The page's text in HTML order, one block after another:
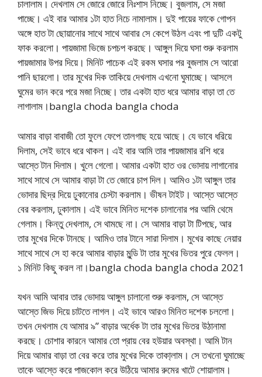
চালালাম। দেখলাম সে জোরে জোরে নিঃশাস নিচ্ছে। বুজলাম, সে মজা
পাচ্ছে। এই বার আমার ১টা হাত নিচে নামালাম। দুই পায়ের ফাকে গোপন
অঙ্গে হাত টা ছোয়ানোর সাথে সাথে আবার সে কেপে উঠল এবং পা দুটি একটু
ফাক করলো। পায়জামা ভিজে চপচপ করছে। আঙ্গুল দিয়ে ঘসা শুরু করলাম
পায়জামার উপর দিয়ে। মিনিট পাচেক এই রকম ঘসার পর বুজলাম সে আরো
পানি ছারলো। তার মুখের দিক তাকিয়ে দেখলাম এখনো ঘুমাচ্ছে। আসলে
ঘুমের ভান করে পরে মজা নিচ্ছে। তার একটা হাত ধরে আমার বাড়া তা তে
লাগালাম।bangla choda bangla choda
আমার বাড়া বাবাজী তো ফুলে ফেপে তালগাছ হয়ে আছে। যে ভাবে ধরিয়ে
দিলাম, সেই ভাবে ধরে থাকল। এই বার আমি তার পায়জামার রশি ধরে
আস্তে টান দিলাম। খুলে গেলো। আমার একটা হাত ওর ভোদায় লাগানোর
সাথে সাথে সে আমার বাড়া টা তে জোরে চাপ দিল। আমিও ১টা আঙ্গুল তার
ভোদার ছিদ্র দিয়ে ঢুকানোর চেস্টা করলাম। ভীষন টাইট। আস্তে আস্তে
বের করলাম, ঢুকালাম। এই ভাবে মিনিত দশেক চালানোর পর আমি থেমে
গেলাম। কিন্তু দেখলাম, সে থামছে না। সে আমার বাড়া টা টিপছে, আর
তার মুখের দিকে টানছে। আমিও তার টানে সারা দিলাম। মুখের কাছে নেয়ার
সাথে সাথে সে হা করে আমার বাড়ার মুন্ডি টা তার মুখের ভিতর পুরে ফেলল।
১ মিনিট কিছু করল না।bangla choda bangla choda 2021
যখন আমি আবার তার ভোদায় আঙ্গুল চালানো শুরু করলাম, সে আস্তে
আস্তে জিভ দিয়ে চাটতে লাগল। এই ভাবে আরও মিনিত দশেক চললো।
তখন দেখলাম যে আমার ৯” বাড়ার অর্ধেক টা তার মুখের ভিতর উঠানামা
করছে। চোশার কারনে আমার তো প্রায় বের হউয়ার অবস্থা। আমি টান
দিয়ে আমার বাড়া তা বের করে তার মুখের দিকে তাকা্লাম। সে তখনো ঘুমাচ্ছে
তাকে আস্তে করে পাজকোল করে উঠিয়ে আমার রুমের খাটে শোয়ালাম।